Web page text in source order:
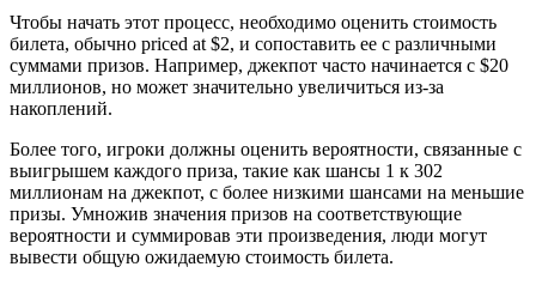
Чтобы начать этот процесс, необходимо оценить стоимость
билета, обычно priced at $2, и сопоставить ее с различными
суммами призов. Например, джекпот часто начинается с $20
миллионов, но может значительно увеличиться из-за
накоплений.
Более того, игроки должны оценить вероятности, связанные с
выигрышем каждого приза, такие как шансы 1 к 302
миллионам на джекпот, с более низкими шансами на меньшие
призы. Умножив значения призов на соответствующие
вероятности и суммировав эти произведения, люди могут
вывести общую ожидаемую стоимость билета.